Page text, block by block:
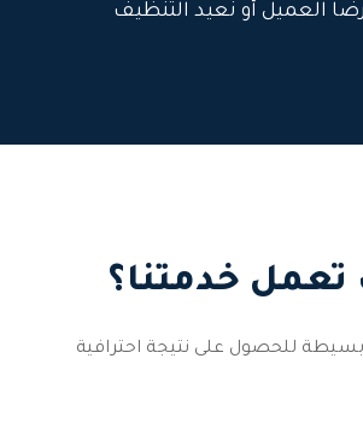
العميل أو نعيد التنظيف
خدمتنا؟
للحصول على نتيجة احترافية